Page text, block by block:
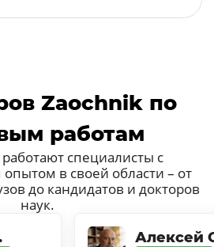
Zaochnik по
работам
специалисты с
в своей области – от
до кандидатов и докторов
наук.
Алексей